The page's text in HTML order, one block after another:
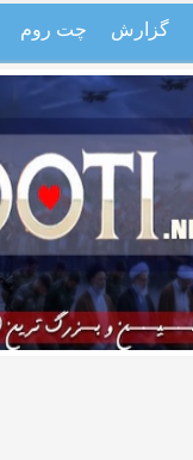
گزارش چت روم